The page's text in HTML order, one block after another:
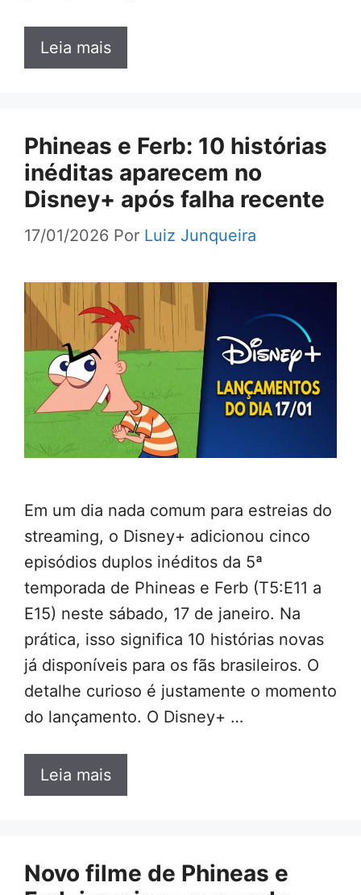
Leia mais
Phineas e Ferb: 10 histórias
inéditas aparecem no
Disney+ após falha recente
17/01/2026 Por Luiz Junqueira
Em um dia nada comum para estreias do
streaming, o Disney+ adicionou cinco
episódios duplos inéditos da 5ª
temporada de Phineas e Ferb (T5:E11 a
E15) neste sábado, 17 de janeiro. Na
prática, isso significa 10 histórias novas
já disponíveis para os fãs brasileiros. O
detalhe curioso é justamente o momento
do lançamento. O Disney+ …
Leia mais
Novo filme de Phineas e